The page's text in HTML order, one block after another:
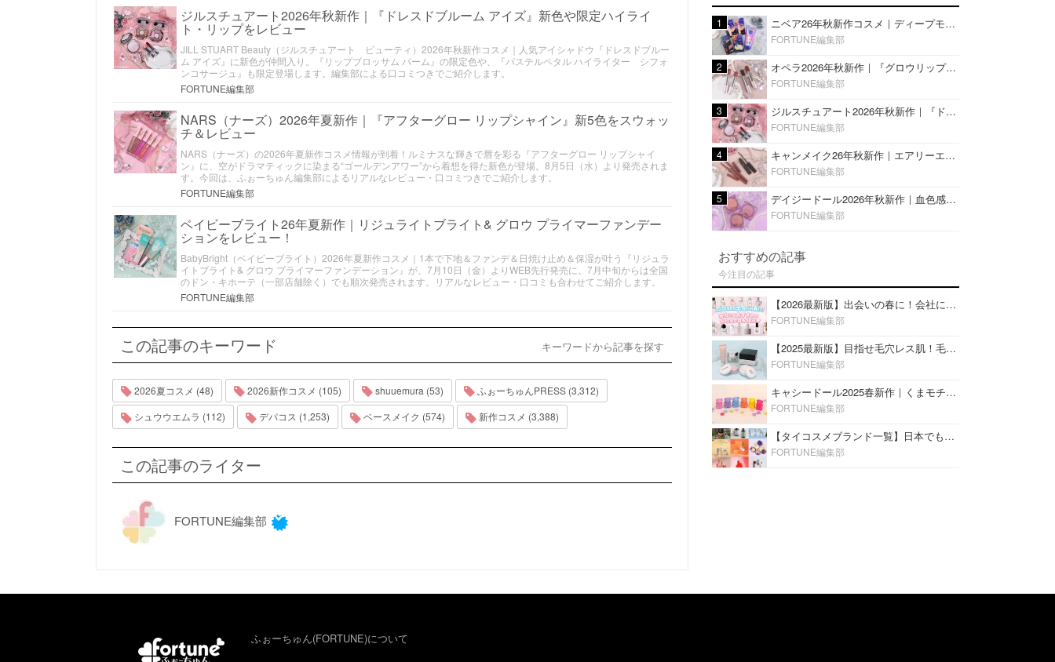
ジルスチュアート2026年秋新作｜『ドレスドブルーム アイズ』新色や限定ハイライ
ト・リップをレビュー
JILL STUART Beauty（ジルスチュアート ビューティ）2026年秋新作コスメ｜人気アイシャドウ『ドレスドブルー
ム アイズ』に新色が仲間入り。『リップブロッサム バーム』の限定色や、『パステルペタル ハイライター シフォ
ンコサージュ』も限定登場します。編集部による口コミつきでご紹介します。
FORTUNE編集部
NARS（ナーズ）2026年夏新作｜『アフターグロー リップシャイン』新5色をスウォッ
チ＆レビュー
NARS（ナーズ）の2026年夏新作コスメ情報が到着！ルミナスな輝きで唇を彩る『アフターグロー リップシャイ
ン』に、空がドラマティックに染まる“ゴールデンアワー”から着想を得た新色が登場。8月5日（水）より発売されま
す。今回は、ふぉーちゅん編集部によるリアルなレビュー・口コミつきでご紹介します。
FORTUNE編集部
ベイビーブライト26年夏新作｜リジュライトブライト& グロウ プライマーファンデー
ションをレビュー！
BabyBright（ベイビーブライト）2026年夏新作コスメ｜1本で下地＆ファンデ＆日焼け止め＆保湿が叶う『リジュラ
イトブライト& グロウ プライマーファンデーション』が、7月10日（金）よりWEB先行発売に。7月中旬からは全国
のドン・キホーテ（一部店舗除く）でも順次発売されます。リアルなレビュー・口コミも合わせてご紹介します。
FORTUNE編集部
この記事のキーワード キーワードから記事を探す
2026夏コスメ (48) 2026新作コスメ (105) shuuemura (53)
ふぉーちゅんPRESS (3,312)
シュウウエムラ (112)
デパコス (1,253) ベースメイク (574) 新作コスメ (3,388)
この記事のライター
FORTUNE編集部
1 ニベア26年秋新作コスメ｜ディープモイスチャーリップの美容液タイプや2in1ボディクリームスクラブも
FORTUNE編集部
2 オペラ2026年秋新作｜『グロウリップティント』の新色・限定色はローズジャムカラー♡全4色をレビュー
FORTUNE編集部
3 ジルスチュアート2026年秋新作｜『ドレスドブルーム アイズ』新色や限定ハイライト・リップをレビュー
FORTUNE編集部
4 キャンメイク26年秋新作｜エアリーエクステンションライナー＆カールスナイパーマスカラ新色をレビュー
FORTUNE編集部
5 デイジードール2026年秋新作｜血色感が可愛い♡『パウダー ブラッシュ ブルーム』新3色をレビュー
FORTUNE編集部
おすすめの記事
今注目の記事
【2026最新版】出会いの春に！会社にもおすすめの好印象な香水14選♡ビジネスの場での香水マナーも
FORTUNE編集部
【2025最新版】目指せ毛穴レス肌！毛穴を埋めて隠す「おすすめ部分用下地＆プライマー」ランキング♡
FORTUNE編集部
キャシードール2025春新作｜くまモチーフのミニリップ「シャイニーベア リップモイスト」をレビュー♡
FORTUNE編集部
【タイコスメブランド一覧】日本でも人気沸騰中の“タイコスメ”ブランド20選！
FORTUNE編集部
ふぉーちゅん(FORTUNE)について